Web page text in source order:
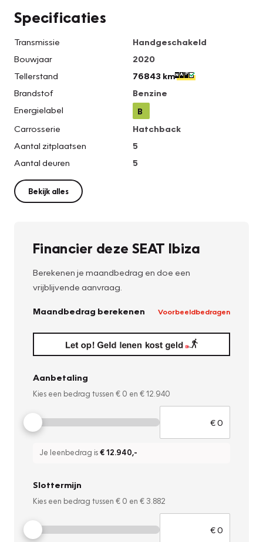
Specificaties
Transmissie
Handgeschakeld
Bouwjaar
2020
Tellerstand
76843 km
Brandstof
Benzine
Energielabel
B
Carrosserie
Hatchback
Aantal zitplaatsen
5
Aantal deuren
5
Bekijk alles
Financier deze SEAT Ibiza
Berekenen je maandbedrag en doe een
vrijblijvende aanvraag.
Maandbedrag berekenen Voorbeeldbedragen
Aanbetaling
Kies een bedrag tussen € 0 en € 12.940
Je leenbedrag is€ 12.940,-
Slottermijn
Kies een bedrag tussen € 0 en € 3.882